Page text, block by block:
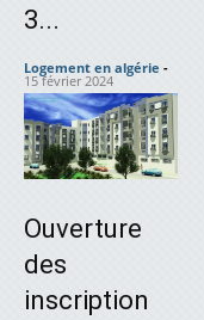
3...
Logement en algérie -
15 février 2024
Ouverture
des
inscription